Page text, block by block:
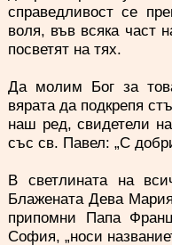
справедливост се
воля, във всяка част
посветят на тях.
Да молим Бог за
вярата да подкрепя
наш ред, свидетели
със св. Павел: „С
В светлината на
Блажената Дева
припомни Папа
София, „носи